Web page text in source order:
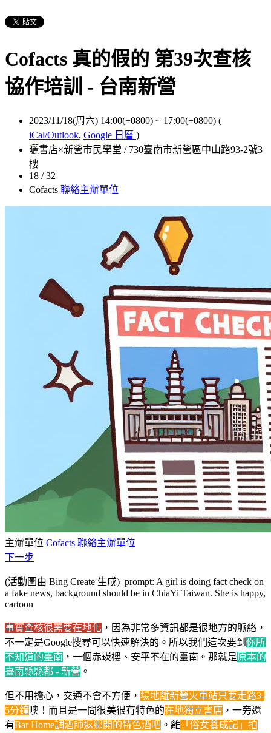
Cofacts 真的假的 第39次查核
協作培訓 - 台南新營
2023/11/18(周六) 14:00(+0800) ~ 17:00(+0800) (
iCal/Outlook, Google 日曆 )
曬書店×新營市民學堂 / 730臺南市新營區中山路93-2號3
樓
18 / 32
Cofacts 聯絡主辦單位
主辦單位 Cofacts 聯絡主辦單位
下一步
(活動圖由 Bing Create 生成) prompt: A girl is doing fact check on
a fake news, background should be in ChiaYi Taiwan. She is happy,
cartoon
事實查核很需要在地化 ，因為非常多資訊都是很地方的脈絡，
不一定是Google搜尋可以快速解決的。所以我們這次要到 你所
不知道的臺南 ，一個赤崁樓、安平不在的臺南。那就是原本的
臺南縣縣都 - 新營 。
但不用擔心，交通不會不方便， 場地離新營火車站只要走路3-
5分鐘噢！而且是一間很美很有特色的在地獨立書店 ，一旁還
有Bar Home調酒師返鄉開的特色酒吧 。離 「俗女養成記」拍